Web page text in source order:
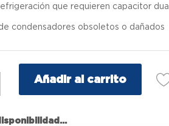
que requieren capacitor dual
condensadores obsoletos o dañados
Añadir al carrito